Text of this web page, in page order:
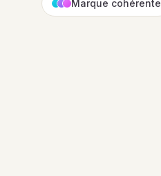
Marque cohérente